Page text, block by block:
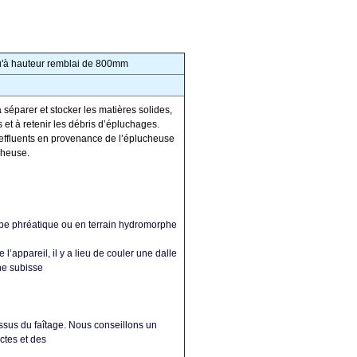
hauteur remblai de 800mm
et stocker les matières solides,
à retenir les débris d’épluchages.
en provenance de l’éplucheuse
phréatique ou en terrain hydromorphe
l’appareil, il y a lieu de couler une dalle
subisse
du faîtage. Nous conseillons un
et des